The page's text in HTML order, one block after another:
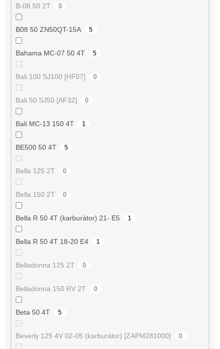
B-08 50 2T 0
B08 50 ZN50QT-15A 5
Bahama MC-07 50 4T 5
Bali 100 SJ100 [HF07] 0
Bali 50 SJ50 [AF32] 0
Bali MC-13 150 4T 1
BE500 50 4T 5
Bella 125 2T 0
Bella 150 2T 0
Bella R 50 4T (karburátor) 21- E5 1
Bella R 50 4T 18-20 E4 1
Belladonna 125 2T 0
Belladonna 150 RV 2T 0
Beta 50 4T 5
Beverly 125 4V 02-05 (karburátor) [ZAPM281000] 0